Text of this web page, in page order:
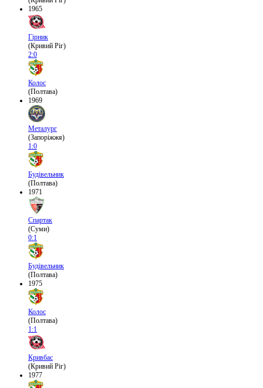
1965
Гірник
(Кривий Ріг)
2:0
Колос
(Полтава)
1969
Металург
(Запоріжжя)
1:0
Будівельник
(Полтава)
1971
Спартак
(Суми)
0:1
Будівельник
(Полтава)
1975
Колос
(Полтава)
1:1
Кривбас
(Кривий Ріг)
1977